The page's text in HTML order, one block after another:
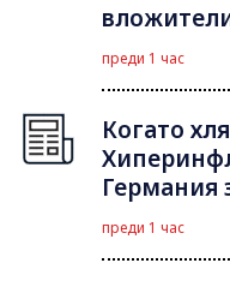
преди 1 час
Когато
Германия
преди 1 час